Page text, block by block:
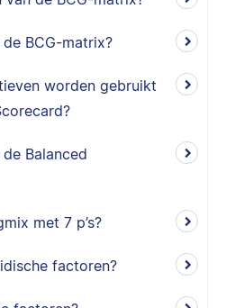
BCG-matrix?
worden gebruikt
Balanced
met 7 p’s?
factoren?